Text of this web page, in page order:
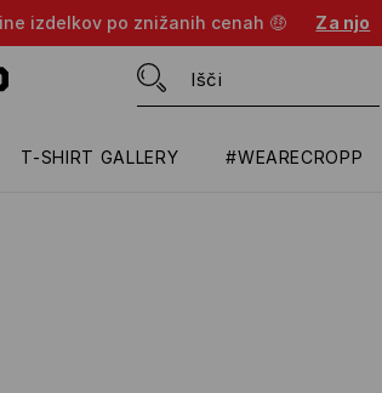
izdelkov po znižanih cenah 🤑 Za njo
T-SHIRT GALLERY #WEARECROPP